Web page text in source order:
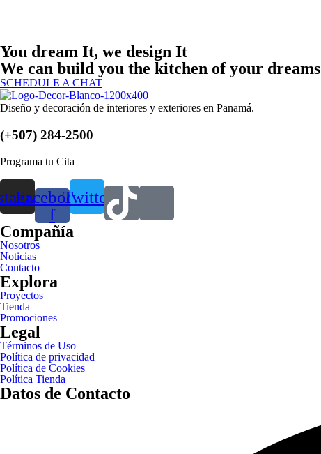
You dream It, we design It
We can build you the kitchen of your dreams
SCHEDULE A CHAT
Diseño y decoración de interiores y exteriores en Panamá.
(+507) 284-2500
Programa tu Cita
Facebook-
f
Twitter
Compañía
Nosotros
Noticias
Contacto
Explora
Proyectos
Tienda
Promociones
Legal
Términos de Uso
Política de privacidad
Política de Cookies
Política Tienda
Datos de Contacto